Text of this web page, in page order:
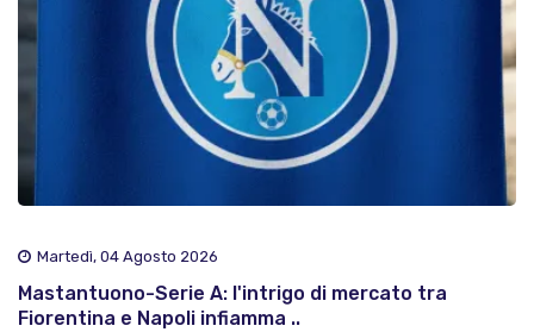
Martedì, 04 Agosto 2026
Mastantuono-Serie A: l'intrigo di mercato tra
Fiorentina e Napoli infiamma ..